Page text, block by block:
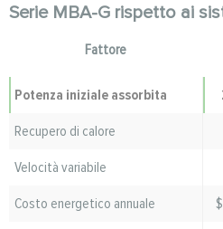
Serie MBA-G rispetto ai
Fattore
Potenza iniziale assorbita
Recupero di calore
Velocità variabile
Costo energetico annuale